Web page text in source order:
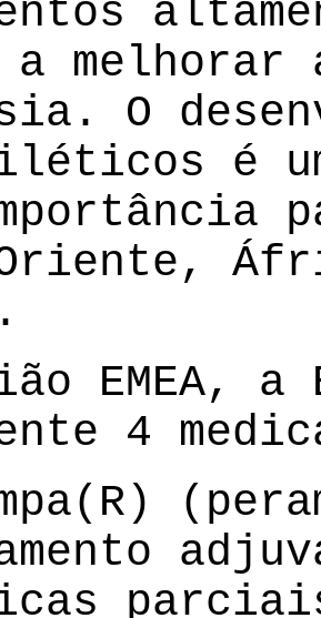
melhorar
O
é
EMEA,
4